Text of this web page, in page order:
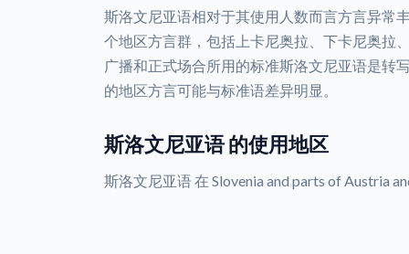
斯洛文尼亚语相对于其使用人数而言方言异常
个地区方言群，包括上卡尼奥拉、下卡尼奥拉
广播和正式场合所用的标准斯洛文尼亚语是转
的地区方言可能与标准语差异明显。
斯洛文尼亚语 的使用地区
斯洛文尼亚语 在 Slovenia and parts of Austria